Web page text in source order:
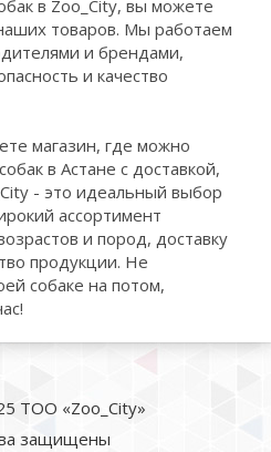
в Zoo_City, вы можете
товаров. Мы работаем
и брендами,
и качество
магазин, где можно
в Астане с доставкой,
- это идеальный выбор
ассортимент
и пород, доставку
продукции. Не
собаке на потом,
ТОО «Zoo_City»
защищены